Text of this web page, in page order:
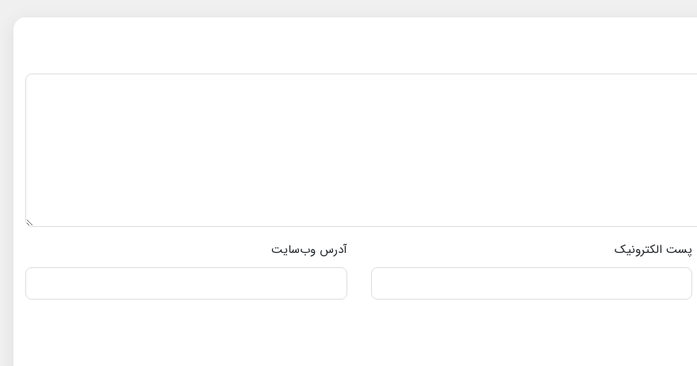
پست الکترونیک آدرس وب‌سایت